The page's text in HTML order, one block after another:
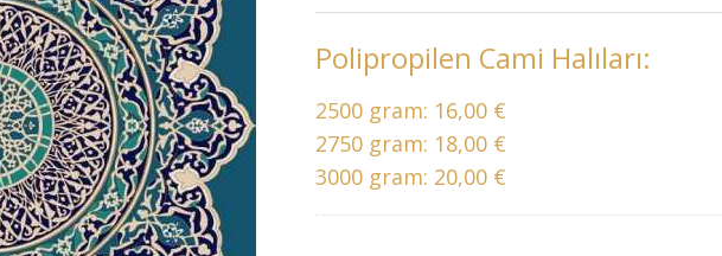
Polipropilen Cami Halıları:
2500 gram: 16,00 €
2750 gram: 18,00 €
3000 gram: 20,00 €